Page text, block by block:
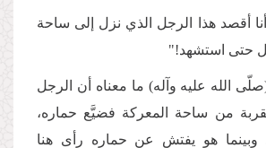
أقصد هذا الرجل الذي نزل إلى ساحة
حتى استشهد!"
الله عليه وآله) ما معناه أن الرجل
من ساحة المعركة فضيَّع حماره،
وبينما هو يفتش عن حماره رأى هنا